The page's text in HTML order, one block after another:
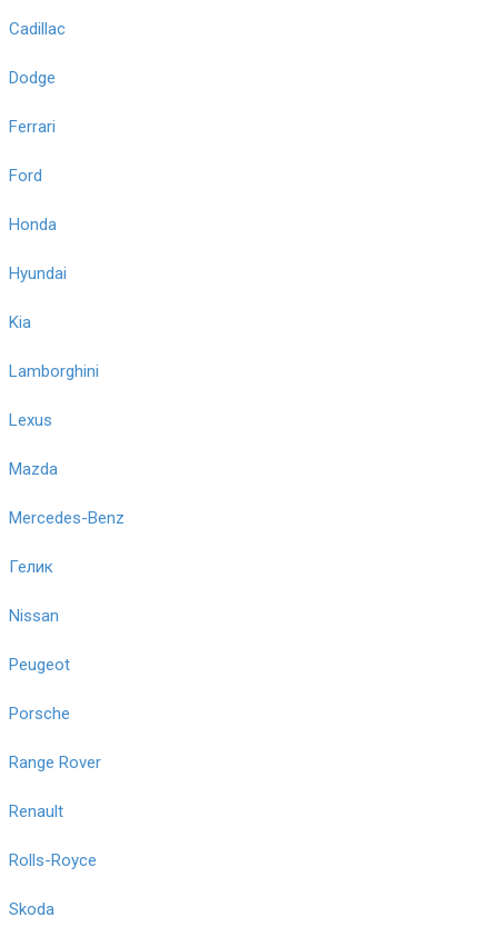
Cadillac
Dodge
Ferrari
Ford
Honda
Hyundai
Kia
Lamborghini
Lexus
Mazda
Mercedes-Benz
Гелик
Nissan
Peugeot
Porsche
Range Rover
Renault
Rolls-Royce
Skoda